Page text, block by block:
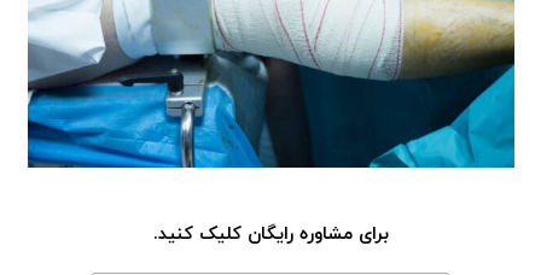
برای مشاوره رایگان کلیک کنید.